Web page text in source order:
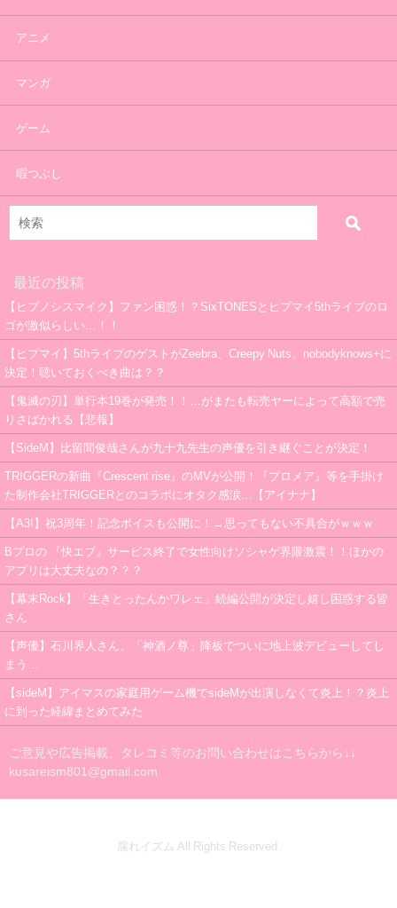
アニメ
マンガ
ゲーム
暇つぶし
最近の投稿
【ヒプノシスマイク】ファン困惑！？SixTONESとヒプマイ5thライブのロ
ゴが激似らしい…！！
【ヒプマイ】5thライブのゲストがZeebra、Creepy Nuts、nobodyknows+に
決定！聴いておくべき曲は？？
【鬼滅の刃】単行本19巻が発売！！…がまたも転売ヤーによって高額で売
りさばかれる【悲報】
【SideM】比留間俊哉さんが九十九先生の声優を引き継ぐことが決定！
TRIGGERの新曲『Crescent rise』のMVが公開！『プロメア』等を手掛け
た制作会社TRIGGERとのコラボにオタク感涙…【アイナナ】
【A3!】祝3周年！記念ボイスも公開に！→思ってもない不具合がｗｗｗ
Bプロの 『快エブ』サービス終了で女性向けソシャゲ界隈激震！！ほかの
アプリは大丈夫なの？？？
【幕末Rock】「生きとったんかワレェ」続編公開が決定し嬉し困惑する皆
さん
【声優】石川界人さん、「神酒ノ尊」降板でついに地上波デビューしてし
まう…
【sideM】アイマスの家庭用ゲーム機でsideMが出演しなくて炎上！？炎上
に到った経緯まとめてみた
ご意見や広告掲載、タレコミ等のお問い合わせはこちらから↓↓
kusareism801@gmail.com
腐れイズム All Rights Reserved.